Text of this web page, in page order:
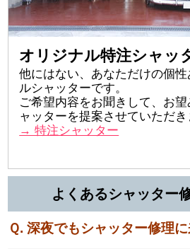
オリジナル特注シャッ
他にはない、あなただけの個
ルシャッターです。
ご希望内容をお聞きして、お
ャッターを提案させていただき
→ 特注シャッター
よくあるシャッター
Ｑ. 深夜でもシャッター修理